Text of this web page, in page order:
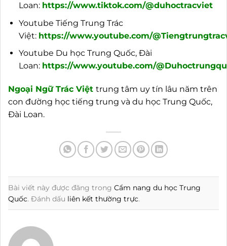
Loan: https://www.tiktok.com/@duhoctracviet
Youtube Tiếng Trung Trác
Việt: https://www.youtube.com/
Youtube Du học Trung Quốc, Đài
Loan: https://www.youtube.com/
Ngoại Ngữ Trác Việt trung tâm uy tín lâu năm trên
con đường học tiếng trung và du học Trung Quốc,
Đài Loan.
Bài viết này được đăng trong Cẩm nang du học Trung
Quốc. Đánh dấu liên kết thường trực.